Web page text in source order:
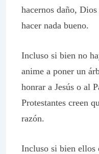
hacernos daño,
hacer nada bueno.
Incluso si bien no
anime a poner un
honrar a Jesús o al
Protestantes creen
razón.
Incluso si bien ellos